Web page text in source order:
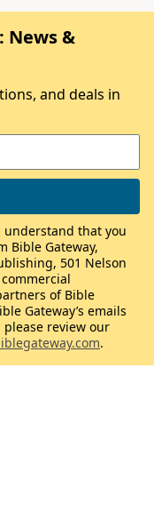
News &
and deals in
understand that you
Bible Gateway,
501 Nelson
of Bible
Gateway’s emails
review our
.